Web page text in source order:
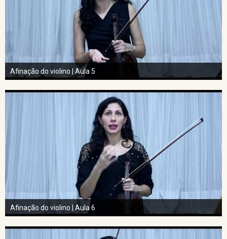
Afinação do violino | Aula 5
Afinação do violino | Aula 6